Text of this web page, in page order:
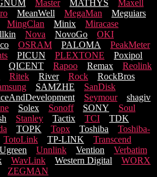
Master MATHYS
Maxell
MeanWell MegaMan
Meguiars
MingClan Minix
Miracase
Nova NovoGo
OKI
OSRAM PALOMA
PeakMeter
PICUN PLEXTONE
Poxipol
QICENT Rapoo Remax
Reolink
Ritek River Rock
RockBros
SAMZHE
SanDisk
Seymour
shagiv
Solex Sonoff SONY
Soul
Stanley Tactix TCI
TDK
TOPK Topx Toshiba
Toshiba-
TotoLink TP-LINK
Transcend
Ugreen Unnlink Vention
Verbatim
WavLink Western Digital
WORX
ZEGMAN